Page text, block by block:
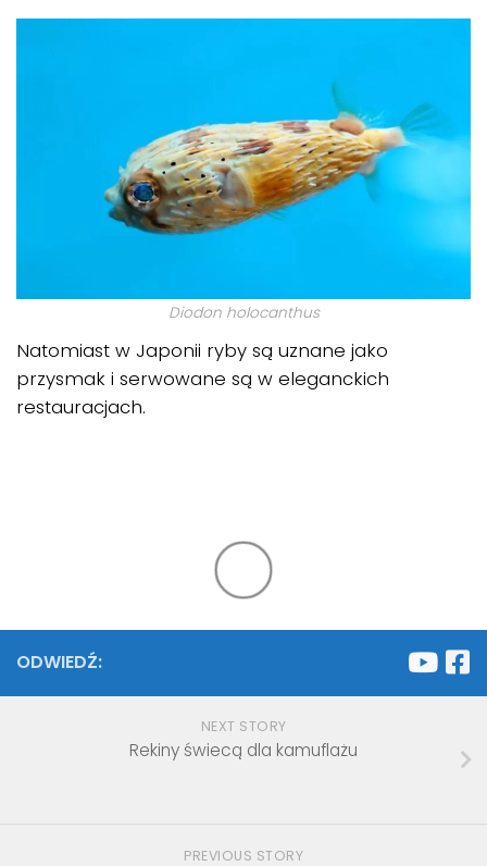
Diodon holocanthus
Natomiast w Japonii ryby są uznane jako
przysmak i serwowane są w eleganckich
restauracjach.
ODWIEDŹ:
NEXT STORY
Rekiny świecą dla kamuflażu
PREVIOUS STORY